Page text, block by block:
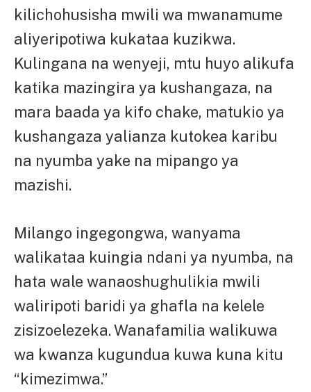
kilichohusisha mwili wa mwanamume
aliyeripotiwa kukataa kuzikwa.
Kulingana na wenyeji, mtu huyo alikufa
katika mazingira ya kushangaza, na
mara baada ya kifo chake, matukio ya
kushangaza yalianza kutokea karibu
na nyumba yake na mipango ya
mazishi.
Milango ingegongwa, wanyama
walikataa kuingia ndani ya nyumba, na
hata wale wanaoshughulikia mwili
waliripoti baridi ya ghafla na kelele
zisizoelezeka. Wanafamilia walikuwa
wa kwanza kugundua kuwa kuna kitu
“kimezimwa.”